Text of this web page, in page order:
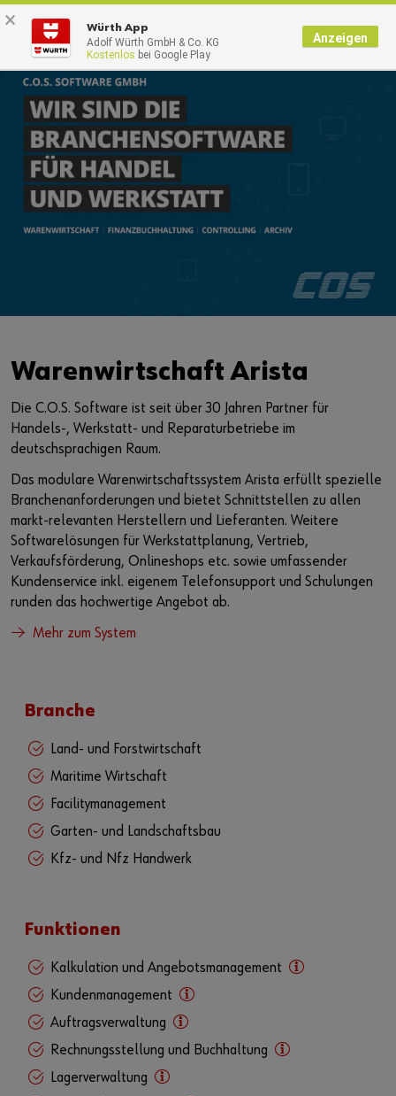
Warenwirtschaft Arista
Die C.O.S. Software ist seit über 30 Jahren Partner für
Handels-, Werkstatt- und Reparaturbetriebe im
deutschsprachigen Raum.
Das modulare Warenwirtschaftssystem Arista erfüllt spezielle
Branchenanforderungen und bietet Schnittstellen zu allen
markt-relevanten Herstellern und Lieferanten. Weitere
Softwarelösungen für Werkstattplanung, Vertrieb,
Verkaufsförderung, Onlineshops etc. sowie umfassender
Kundenservice inkl. eigenem Telefonsupport und Schulungen
runden das hochwertige Angebot ab.
Mehr zum System
Branche
Land- und Forstwirtschaft
Maritime Wirtschaft
Facilitymanagement
Garten- und Landschaftsbau
Kfz- und Nfz Handwerk
Funktionen
Kalkulation und Angebotsmanagement
Kundenmanagement
Auftragsverwaltung
Rechnungsstellung und Buchhaltung
Lagerverwaltung
× Würth App
Adolf Würth GmbH & Co. KG
Kostenlos bei Google Play
Anzeigen